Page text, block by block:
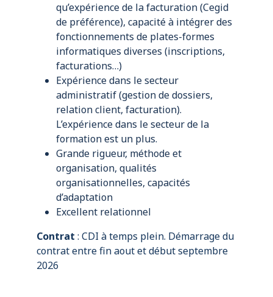
qu’expérience de la facturation (Cegid
de préférence), capacité à intégrer des
fonctionnements de plates-formes
informatiques diverses (inscriptions,
facturations…)
Expérience dans le secteur
administratif (gestion de dossiers,
relation client, facturation).
L’expérience dans le secteur de la
formation est un plus.
Grande rigueur, méthode et
organisation, qualités
organisationnelles, capacités
d’adaptation
Excellent relationnel
Contrat : CDI à temps plein. Démarrage du
contrat entre fin aout et début septembre
2026